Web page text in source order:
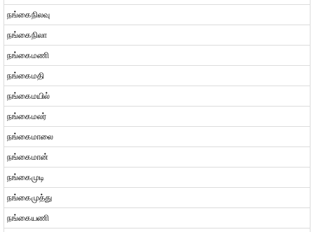
நங்கைநிலவு
நங்கைநிலா
நங்கைமணி
நங்கைமதி
நங்கைமயில்
நங்கைமலர்
நங்கைமாலை
நங்கைமான்
நங்கைமுடி
நங்கைமுத்து
நங்கையணி